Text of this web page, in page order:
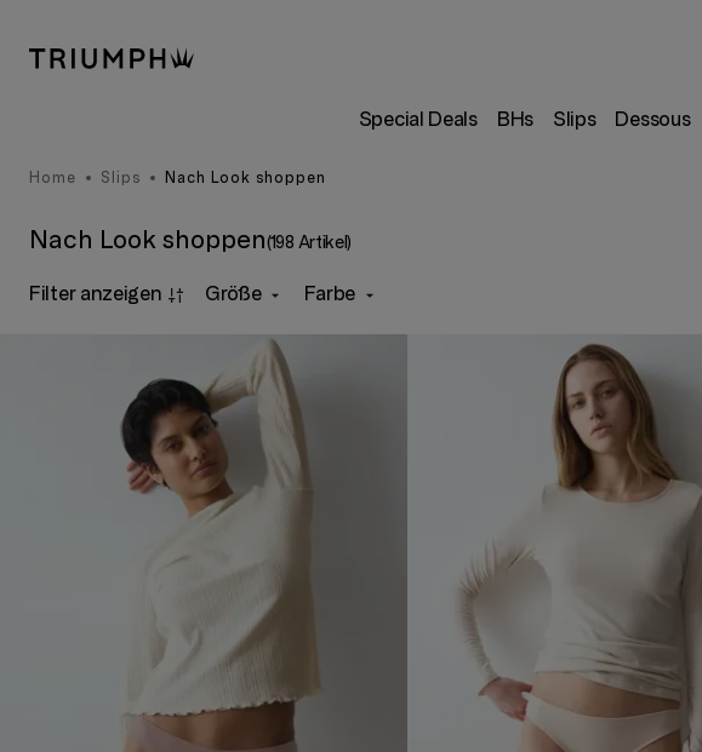
Special Deals BHs Slips Dessous
Home Slips Nach Look shoppen
Nach Look shoppen(198 Artikel)
Filter anzeigen Größe Farbe